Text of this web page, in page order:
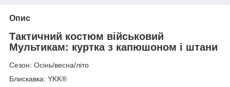
Опис
Тактичний костюм військовий
Мультикам: куртка з капюшоном і штани
Сезон: Осінь/весна/літо
Блискавка: YKK®